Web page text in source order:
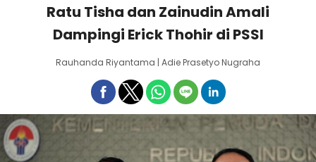
Ratu Tisha dan Zainudin Amali
Dampingi Erick Thohir di PSSI
Rauhanda Riyantama | Adie Prasetyo Nugraha